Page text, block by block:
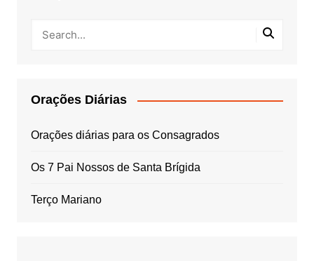
Orações Diárias
Orações diárias para os Consagrados
Os 7 Pai Nossos de Santa Brígida
Terço Mariano